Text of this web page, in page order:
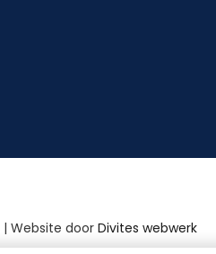
| Website door Divites webwerk